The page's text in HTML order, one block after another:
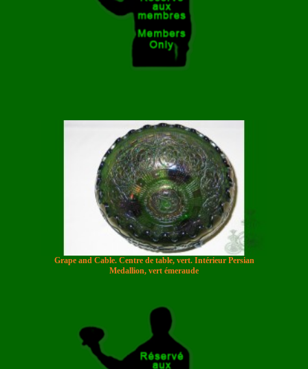
Grape and Cable. Centre de table, vert. Intérieur Persian
Medallion, vert émeraude